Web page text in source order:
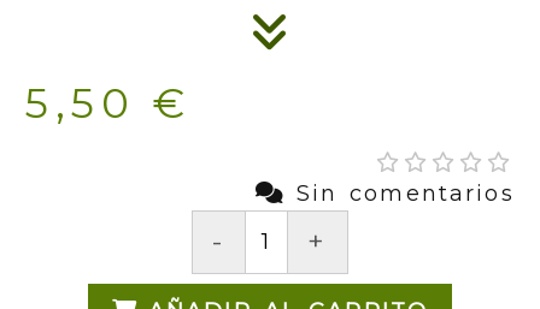
5,50 €
Sin comentarios
- +